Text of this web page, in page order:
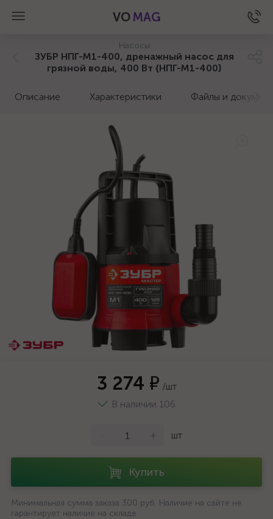
VO MAG
Насосы
ЗУБР НПГ-М1-400, дренажный насос для
грязной воды, 400 Вт {НПГ-М1-400}
Описание Характеристики Файлы и
3 274 ₽ /шт
В наличии 106
+ шт
Купить
Минимальная сумма заказа 300 руб. Наличие на сайте не
гарантирует наличие на складе.